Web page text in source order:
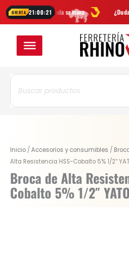
OFERTA 21:00:20
cada semana ¿Dudas?
Búsqueda
productos
Inicio /Accesorios y consumibles /
Alta Resistencia HSS-Cobalto 5% 1/2″
Broca de Alta
Cobalto 5% 1/2″ YATO
Original
price
was:
$ 52.900.
Current
price
is:
$ 39.675.
Broca
de
Alta
Resistencia
HSS-